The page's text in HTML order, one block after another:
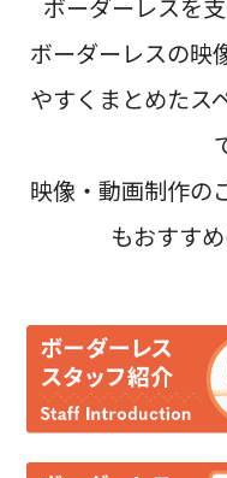
ボーダーレスを
ボーダーレスの映
やすくまとめたス
映像・動画制作の
もおすす